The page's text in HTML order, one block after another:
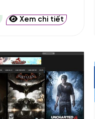
Xem chi tiết